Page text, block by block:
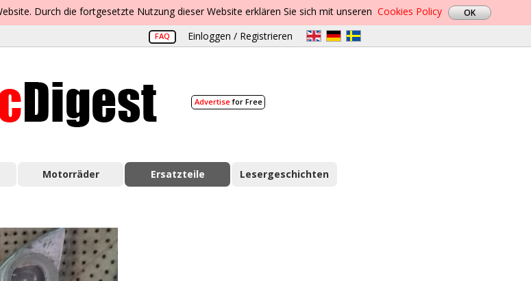
Durch die fortgesetzte Nutzung dieser Website erklären Sie sich mit unseren Cookies Policy
FAQ Einloggen / Registrieren
Advertisefor Free
Motorräder Ersatzteile Lesergeschichten